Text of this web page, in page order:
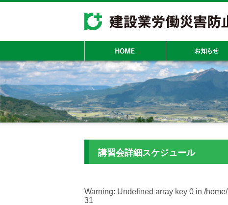
講習会詳細スケジュール
Warning: Undefined array key 0 in /
31